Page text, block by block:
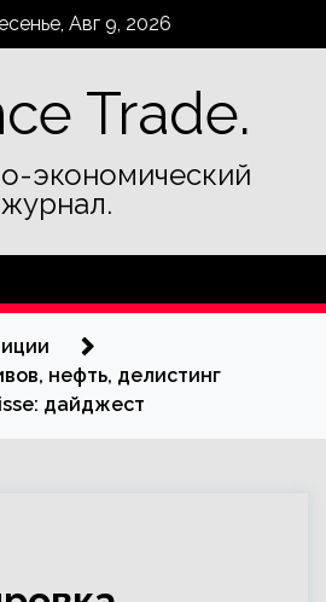
Авг 9, 2026
Trade.
экономический
журнал.
нефть, делистинг
дайджест